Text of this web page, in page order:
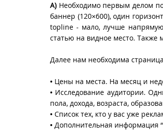
А)Необходимо первым делом
баннер (120×600), один
topline - мало, лучше
статью на видное место. Также
Далее нам необходима
• Цены на места. На месяц и
• Исследование аудитории.
пола, дохода, возраста,
• Список тех, кто у вас уже
• Дополнительная информация